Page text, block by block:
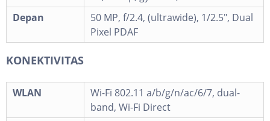
Depan
50 MP, f/2.4, (ultrawide), 1/2.5", Dual
Pixel PDAF
KONEKTIVITAS
WLAN
Wi-Fi 802.11 a/b/g/n/ac/6/7, dual-
band, Wi-Fi Direct